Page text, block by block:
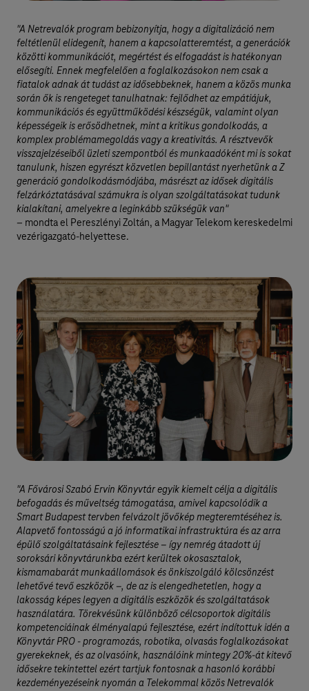
"A Netrevalók program bebizonyítja, hogy a digitalizáció nem
feltétlenül elidegenít, hanem a kapcsolatteremtést, a generációk
közötti kommunikációt, megértést és elfogadást is hatékonyan
elősegíti. Ennek megfelelően a foglalkozásokon nem csak a
fiatalok adnak át tudást az idősebbeknek, hanem a közös munka
során ők is rengeteget tanulhatnak: fejlődhet az empátiájuk,
kommunikációs és együttműködési készségük, valamint olyan
képességeik is erősödhetnek, mint a kritikus gondolkodás, a
komplex problémamegoldás vagy a kreativitás. A résztvevők
visszajelzéseiből üzleti szempontból és munkaadóként mi is sokat
tanulunk, hiszen egyrészt közvetlen bepillantást nyerhetünk a Z
generáció gondolkodásmódjába, másrészt az idősek digitális
felzárkóztatásával számukra is olyan szolgáltatásokat tudunk
kialakítani, amelyekre a leginkább szükségük van"
– mondta el Pereszlényi Zoltán, a Magyar Telekom kereskedelmi
vezérigazgató-helyettese.
"A Fővárosi Szabó Ervin Könyvtár egyik kiemelt célja a digitális
befogadás és műveltség támogatása, amivel kapcsolódik a
Smart Budapest tervben felvázolt jövőkép megteremtéséhez is.
Alapvető fontosságú a jó informatikai infrastruktúra és az arra
épülő szolgáltatásaink fejlesztése – így nemrég átadott új
soroksári könyvtárunkba ezért kerültek okosasztalok,
kismamabarát munkaállomások és önkiszolgáló kölcsönzést
lehetővé tevő eszközök –, de az is elengedhetetlen, hogy a
lakosság képes legyen a digitális eszközök és szolgáltatások
használatára. Törekvésünk különböző célcsoportok digitális
kompetenciáinak élményalapú fejlesztése, ezért indítottuk idén a
Könyvtár PRO - programozás, robotika, olvasás foglalkozásokat
gyerekeknek, és az olvasóink, használóink mintegy 20%-át kitevő
idősekre tekintettel ezért tartjuk fontosnak a hasonló korábbi
kezdeményezéseink nyomán a Telekommal közös Netrevalók